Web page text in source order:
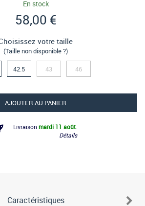
En stock
58,00 €
votre taille
(Taille non disponible ?)
42.5 43 46
AJOUTER AU PANIER
Livraison mardi 11 août
Détails
Caractéristiques